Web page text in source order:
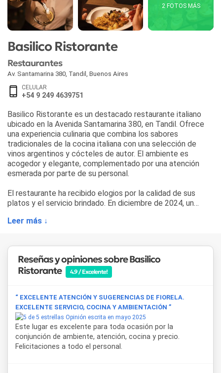
2 FOTOS MÁS
Basilico Ristorante
Restaurantes
Av. Santamarina 380 Tandil Buenos Aires
CELULAR
+54 9 249 4639751
Basilico Ristorante es un destacado restaurante italiano
ubicado en la Avenida Santamarina 380, en Tandil. Ofrece
una experiencia culinaria que combina los sabores
tradicionales de la cocina italiana con una selección de
vinos argentinos y cócteles de autor. El ambiente es
acogedor y elegante, complementado por una atención
esmerada por parte de su personal.
El restaurante ha recibido elogios por la calidad de sus
platos y el servicio brindado. En diciembre de 2024, un
y quien nos atendió, Diego, un dulce total y muy atento!
2024 como ganador de la Etapa I del Torneo Federal de
Chefs, organizado por FEHGRA, lo que le permitirá
Para aquellos que buscan una opción más informal, de lunes
a viernes, el restaurante ofrece un menú ejecutivo que
incluye plato principal, bebida sin alcohol y postre o café,
brindando una excelente relación calidad-precio.
Basilico Ristorante es una excelente elección para quienes
Leer más ↓
Reseñas y opiniones sobre Basilico
Ristorante
4.9 / Excelente!
“ EXCELENTE ATENCIÓN Y SUGERENCIAS DE FIORELA.
EXCELENTE SERVICIO, COCINA Y AMBIENTACIÓN ”
Opinión escrita en mayo 2025
Este lugar es excelente para toda ocasión por la
conjunción de ambiente, atención, cocina y precio.
Felicitaciones a todo el personal.